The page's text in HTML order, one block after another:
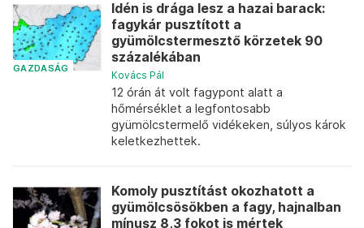
GAZDASÁG
Idén is drága lesz a hazai barack:
fagykár pusztított a
gyümölcstermesztő körzetek 90
százalékában
Kovács Pál
12 órán át volt fagypont alatt a
hőmérséklet a legfontosabb
gyümölcstermelő vidékeken, súlyos károk
keletkezhettek.
Komoly pusztítást okozhatott a
gyümölcsösökben a fagy, hajnalban
mínusz 8,3 fokot is mértek